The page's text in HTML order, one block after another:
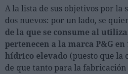
Formaciones destacadas
Opinión
Revista
A la lista de sus objetivos por la
dos nuevos: por un lado, se
de la que se consume al
pertenecen a la marca P&G en
hídrico elevado (puesto que la
de que tanto para la fabricación